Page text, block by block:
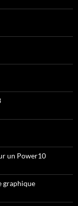
un Power10
graphique